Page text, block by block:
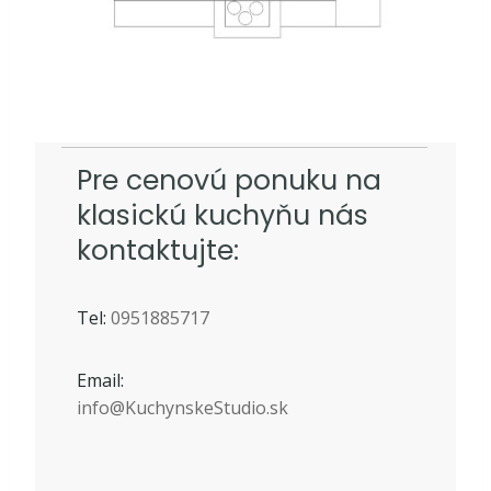
Pre cenovú ponuku na
klasickú kuchyňu nás
kontaktujte:
Tel: 0951885717
Email:
info@KuchynskeStudio.sk